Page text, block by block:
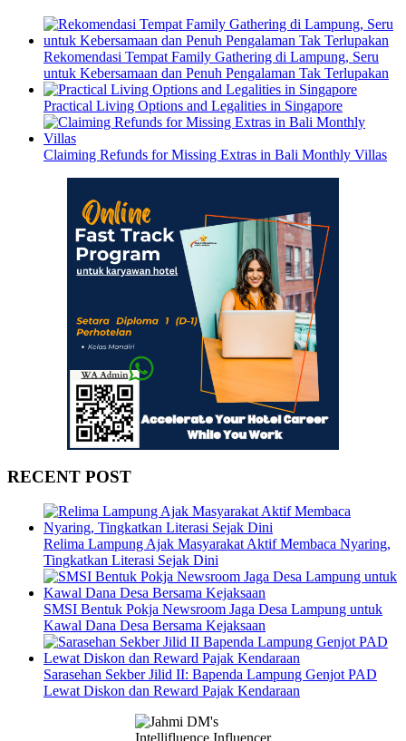
Rekomendasi Tempat Family Gathering di Lampung, Seru
untuk Kebersamaan dan Penuh Pengalaman Tak Terlupakan
Practical Living Options and Legalities in Singapore
Claiming Refunds for Missing Extras in Bali Monthly Villas
RECENT POST
Relima Lampung Ajak Masyarakat Aktif Membaca Nyaring,
Tingkatkan Literasi Sejak Dini
SMSI Bentuk Pokja Newsroom Jaga Desa Lampung untuk
Kawal Dana Desa Bersama Kejaksaan
Sarasehan Sekber Jilid II: Bapenda Lampung Genjot PAD
Lewat Diskon dan Reward Pajak Kendaraan